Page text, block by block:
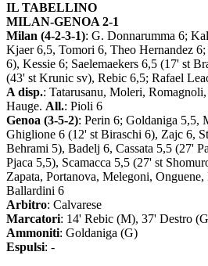
IL TABELLINO
MILAN-GENOA 2-1
Milan (4-2-3-1): G. Donnarumma 6;
Kjaer 6,5, Tomori 6, Theo Hernandez
6), Kessie 6; Saelemaekers 6,5 (17' st
(43' st Krunic sv), Rebic 6,5; Rafael
A disp.: Tatarusanu, Moleri,
Hauge. All.: Pioli 6
Genoa (3-5-2): Perin 6; Goldaniga 5,5,
Ghiglione 6 (12' st Biraschi 6), Zajc 6,
Behrami 5), Badelj 6, Cassata 5,5 (27'
Pjaca 5,5), Scamacca 5,5 (27' st
Zapata, Portanova, Melegoni,
Ballardini 6
Arbitro: Calvarese
Marcatori: 14' Rebic (M), 37' Destro
Ammoniti: Goldaniga (G)
Espulsi: -